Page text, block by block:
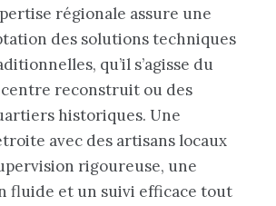
régionale assure une
des solutions techniques
qu’il s’agisse du
reconstruit ou des
historiques. Une
avec des artisans locaux
rigoureuse, une
fluide et un suivi efficace tout